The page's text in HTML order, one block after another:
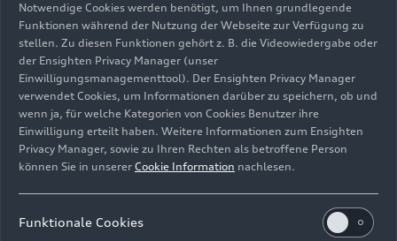
kWh
Lithium-Ionen / 100 / 94,9
Höchstgeschwindigkeit in km/h
210 (abgeregelt)
elektrische Beschleunigung 0-100 km/h in s
6,6
elektrische Reichweite, kombiniert in km
Notwendige Cookies werden benötigt, um Ihnen grundlegende
Funktionen während der Nutzung der Webseite zur Verfügung zu
stellen. Zu diesen Funktionen gehört z. B. die Videowiedergabe oder
der Ensighten Privacy Manager (unser
Einwilligungsmanagementtool). Der Ensighten Privacy Manager
verwendet Cookies, um Informationen darüber zu speichern, ob und
wenn ja, für welche Kategorien von Cookies Benutzer ihre
Einwilligung erteilt haben. Weitere Informationen zum Ensighten
Privacy Manager, sowie zu Ihren Rechten als betroffene Person
können Sie in unserer Cookie Information nachlesen.
Funktionale Cookies